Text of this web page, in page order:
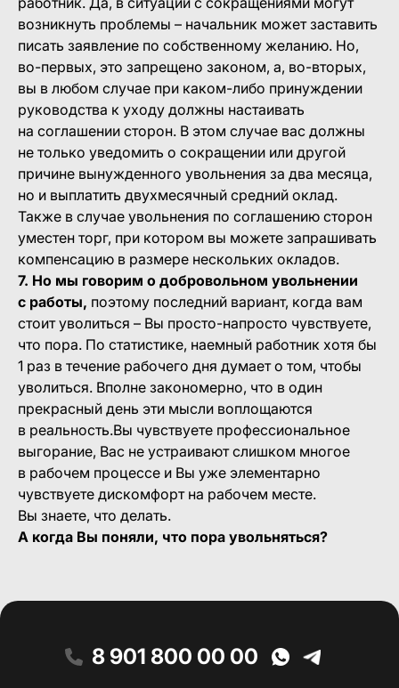
возникнуть проблемы – начальник может заставить
писать заявление по собственному желанию. Но,
во-первых, это запрещено законом, а, во-вторых,
вы в любом случае при каком-либо принуждении
руководства к уходу должны настаивать
на соглашении сторон. В этом случае вас должны
не только уведомить о сокращении или другой
причине вынужденного увольнения за два месяца,
но и выплатить двухмесячный средний оклад.
Также в случае увольнения по соглашению сторон
уместен торг, при котором вы можете запрашивать
компенсацию в размере нескольких окладов.
7. Но мы говорим о добровольном увольнении
с работы, поэтому последний вариант, когда вам
стоит уволиться – Вы просто-напросто чувствуете,
что пора. По статистике, наемный работник хотя бы
1 раз в течение рабочего дня думает о том, чтобы
уволиться. Вполне закономерно, что в один
прекрасный день эти мысли воплощаются
в реальность.Вы чувствуете профессиональное
выгорание, Вас не устраивают слишком многое
в рабочем процессе и Вы уже элементарно
чувствуете дискомфорт на рабочем месте.
Вы знаете, что делать.
А когда Вы поняли, что пора увольняться?
8 901 800 00 00